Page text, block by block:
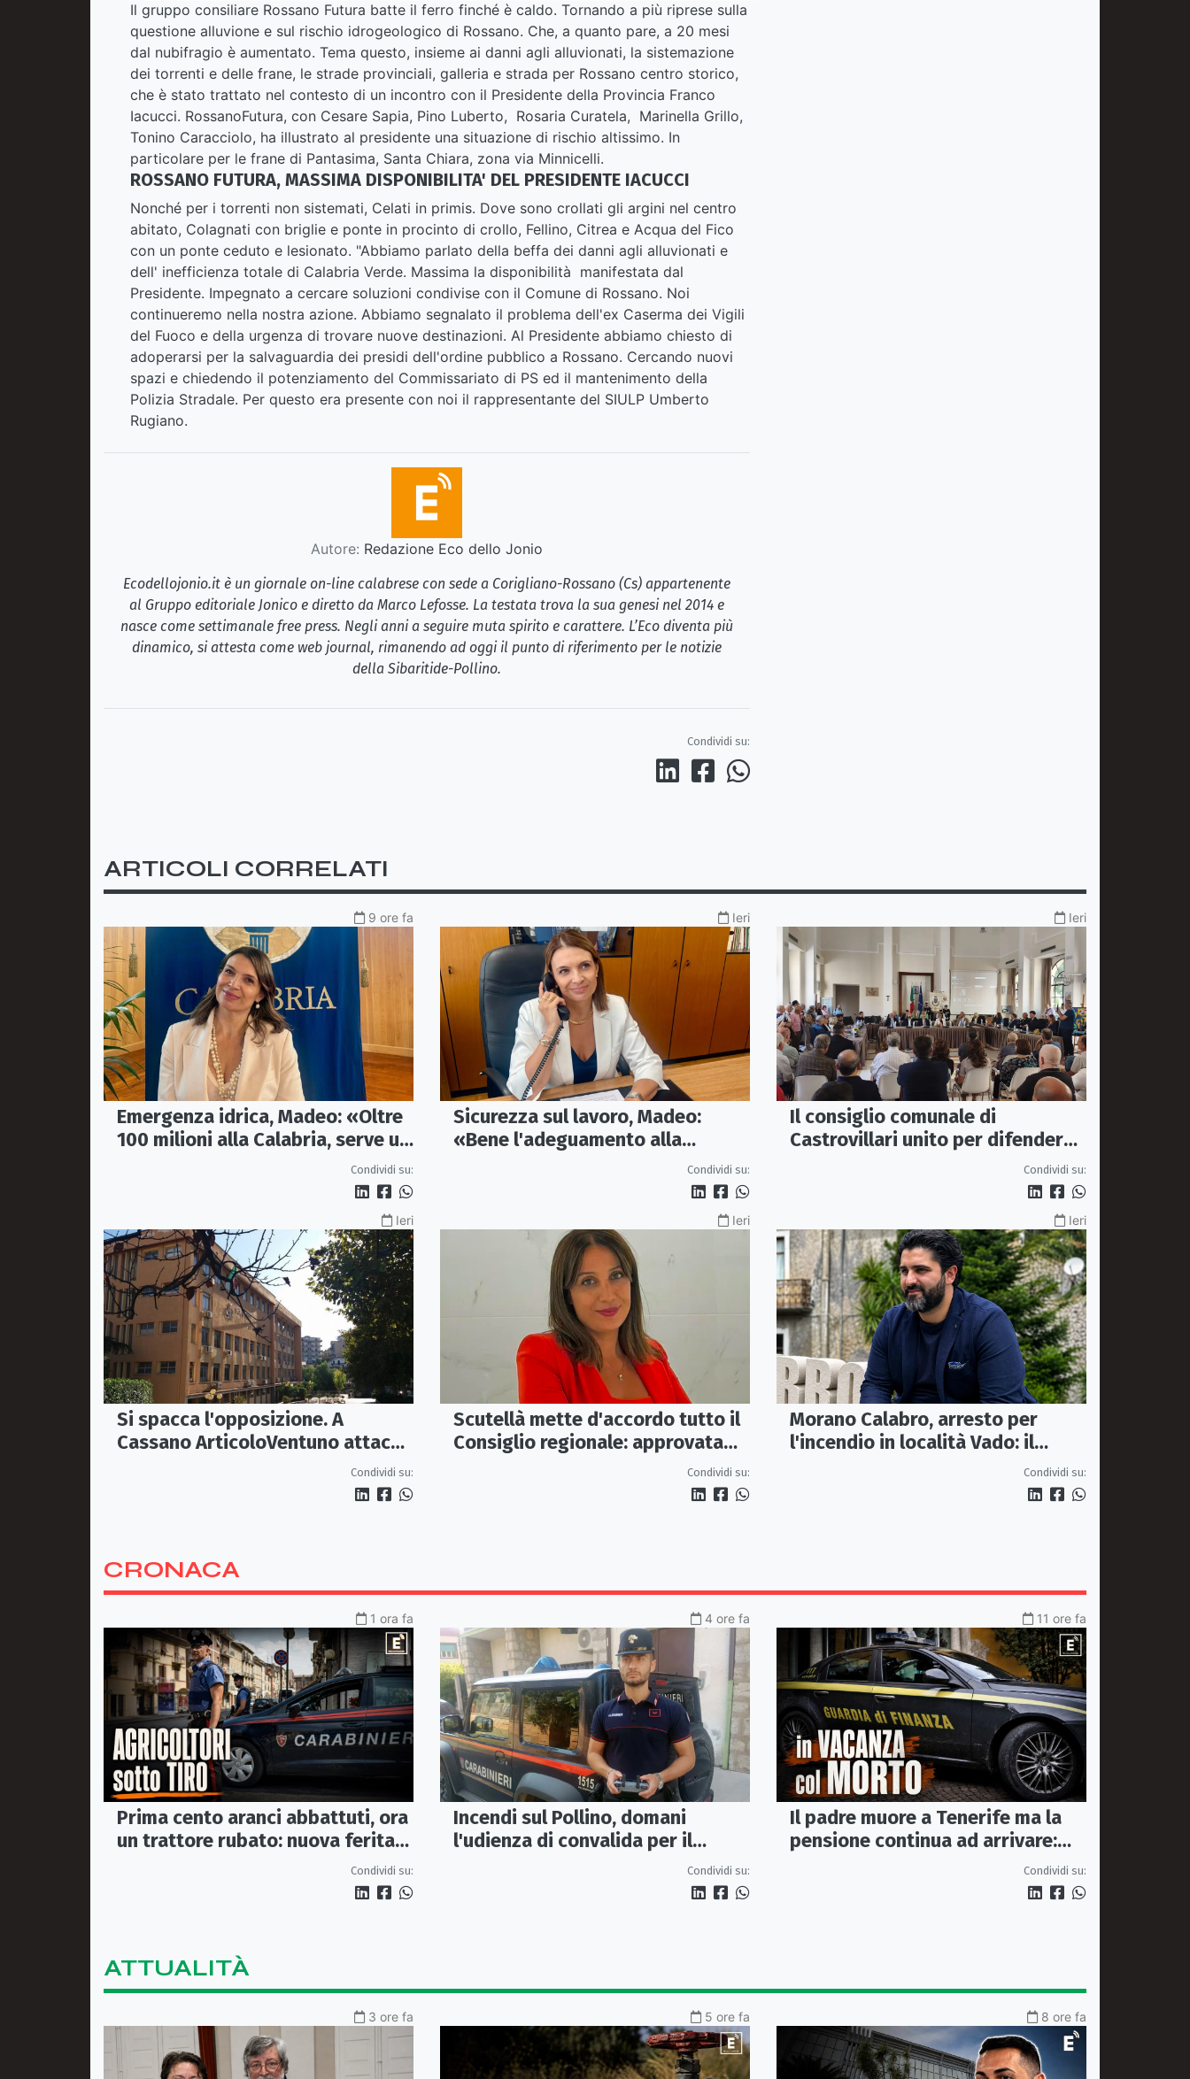
Il gruppo consiliare Rossano Futura batte il ferro finché è caldo. Tornando a più riprese sulla
questione alluvione e sul rischio idrogeologico di Rossano. Che, a quanto pare, a 20 mesi
dal nubifragio è aumentato. Tema questo, insieme ai danni agli alluvionati, la sistemazione
dei torrenti e delle frane, le strade provinciali, galleria e strada per Rossano centro storico,
che è stato trattato nel contesto di un incontro con il Presidente della Provincia Franco
Iacucci. RossanoFutura, con Cesare Sapia, Pino Luberto, Rosaria Curatela, Marinella Grillo,
Tonino Caracciolo, ha illustrato al presidente una situazione di rischio altissimo. In
particolare per le frane di Pantasima, Santa Chiara, zona via Minnicelli.
ROSSANO FUTURA, MASSIMA DISPONIBILITA' DEL PRESIDENTE IACUCCI
Nonché per i torrenti non sistemati, Celati in primis. Dove sono crollati gli argini nel centro
abitato, Colagnati con briglie e ponte in procinto di crollo, Fellino, Citrea e Acqua del Fico
con un ponte ceduto e lesionato. "Abbiamo parlato della beffa dei danni agli alluvionati e
dell' inefficienza totale di Calabria Verde. Massima la disponibilità manifestata dal
Presidente. Impegnato a cercare soluzioni condivise con il Comune di Rossano. Noi
continueremo nella nostra azione. Abbiamo segnalato il problema dell'ex Caserma dei Vigili
del Fuoco e della urgenza di trovare nuove destinazioni. Al Presidente abbiamo chiesto di
adoperarsi per la salvaguardia dei presidi dell'ordine pubblico a Rossano. Cercando nuovi
spazi e chiedendo il potenziamento del Commissariato di PS ed il mantenimento della
Polizia Stradale. Per questo era presente con noi il rappresentante del SIULP Umberto
Rugiano.
Autore: Redazione Eco dello Jonio
Ecodellojonio.it è un giornale on-line calabrese con sede a Corigliano-Rossano (Cs) appartenente
al Gruppo editoriale Jonico e diretto da Marco Lefosse. La testata trova la sua genesi nel 2014 e
nasce come settimanale free press. Negli anni a seguire muta spirito e carattere. L’Eco diventa più
dinamico, si attesta come web journal, rimanendo ad oggi il punto di riferimento per le notizie
della Sibaritide-Pollino.
Condividi su:
ARTICOLI CORRELATI
9 ore fa
Emergenza idrica, Madeo: «Oltre
100 milioni alla Calabria, serve un
Condividi su:
Ieri
Sicurezza sul lavoro, Madeo:
«Bene l'adeguamento alla
normativa nazionale, servono più
Condividi su:
Ieri
Il consiglio comunale di
Castrovillari unito per difendere
Condividi su:
Ieri
Si spacca l'opposizione. A
Cassano ArticoloVentuno attacca
Avena e ne chiede le dimissioni
Condividi su:
Ieri
Scutellà mette d'accordo tutto il
Consiglio regionale: approvata
mozione per i treni Sibari-Paola
Condividi su:
Ieri
Morano Calabro, arresto per
l'incendio in località Vado: il
Condividi su:
CRONACA
1 ora fa
Prima cento aranci abbattuti, ora
un trattore rubato: nuova ferita
all’agricoltura della SibaritideCondividi su:
4 ore fa
Incendi sul Pollino, domani
l'udienza di convalida per il
presunto piromane: il PM ha
chiesto la misura in carcere
Condividi su:
11 ore fa
Il padre muore a Tenerife ma la
pensione continua ad arrivare:
Condividi su:
ATTUALITÀ
3 ore fa 5 ore fa 8 ore fa